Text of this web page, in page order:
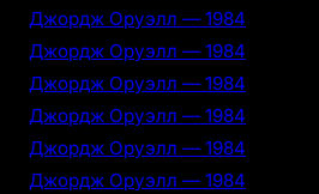
Джордж Оруэлл — 1984
Джордж Оруэлл — 1984
Джордж Оруэлл — 1984
Джордж Оруэлл — 1984
Джордж Оруэлл — 1984
Джордж Оруэлл — 1984